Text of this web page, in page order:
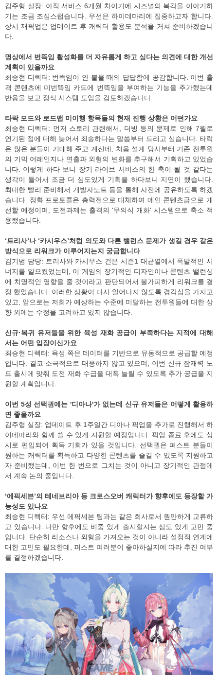
김주형 실장: 아직 서비스 6개월 차이기에 시즈널의 복각을 이야기하
기는 조금 조심스럽습니다. 우선은 하이데마리에 집중하고자 합니다.
상시 재픽업은 업데이트 후 캐릭터 활용도 분석을 거쳐 준비하겠습니
다.
명상에서 번뜩임 활성화를 더 자유롭게 하고 싶다는 의견에 대한 개선
계획이 있을까요
최승현 디렉터: 번뜩임이 안 붙을 때의 답답함에 공감합니다. 이번 출
격 콘텐츠에 미번뜩임 카드에 번뜩임을 부여하는 기능을 추가했는데
반응을 보고 정식 시스템 도입을 검토하겠습니다.
타락 모드와 로드맵 미이행 항목들의 현재 진행 상황은 어떤가요
최승현 디렉터: 먼저 스토리 관련해서, 더빙 등의 문제로 인해 7월로
연기된 점에 대해 늦어서 죄송하다는 말씀부터 드리고 싶습니다. 타락
은 많은 분들이 기대해 주고 계신데, 처음 설계 당시부터 기존 전투원
의 기믹 어레인지나 연출과 외형의 변화를 추구해서 기획하고 있었습
니다. 이렇게 하다 보니 장기 라이브 서비스의 한 축이 될 것 같다는
생각이 들어서 조금 더 심도있게 기획을 하다보니 지연이 됐습니다.
최대한 빨리 준비해서 개발자노트 등을 통해 사전에 공유하도록 하겠
습니다. 정화 프로토콜은 총력전으로 대체하여 메인 콘텐츠급으로 개
선할 예정이며, 도전과제는 출격의 '무의식 개화' 시스템으로 축소 적
용했습니다.
‘트리사’나 ‘카시우스’처럼 의도와 다른 밸런스 문제가 생길 경우 같은
방식으로 리워크가 이루어지는지 궁금합니다
김기범 담당: 트리사와 카시우스 건은 시즌1 대균열에서 폭발적인 시
너지를 일으켰었는데, 이 게임의 장기적인 디자인이나 콘텐츠 밸런싱
에 치명적인 영향을 줄 것이라고 판단되어서 불가피하게 리워크를 결
정 했었습니다. 이러한 상황이 다시 일어나지 않도록 경각심을 가지고
있고, 앞으로는 저희가 예상하는 수준에 미달하는 전투원들에 대한 상
향 외에는 수정을 고려하고 있지 않습니다.
신규·복귀 유저들을 위한 육성 재화 공급이 부족하다는 지적에 대해
서는 어떤 입장이신가요
최승현 디렉터: 육성 쪽은 데이터를 기반으로 유동적으로 공급할 예정
입니다. 결코 소극적으로 대응하지 않고 있으며, 이번 신규 잠재력 노
드 출시에 맞춰 도전 재화 수급을 대폭 늘릴 수 있도록 추가 공급을 지
원할 계획입니다.
이번 5성 선택권에는 '디아나'가 없는데 신규 유저들은 어떻게 활용하
면 좋을까요
김주형 실장: 업데이트 후 1주일간 디아나 픽업을 추가로 진행해서 하
이데마리와 함께 쓸 수 있게 지원할 예정입니다. 픽업 종료 후에도 상
시로 편입되어 획득 기회가 있을 것입니다. 선택권은 퍼스트 분들이
원하는 캐릭터를 획득하고 다양한 콘텐츠를 즐길 수 있도록 지원하고
자 준비했는데, 이번 한 번으로 그치는 것이 아니고 장기적인 관점에
서 계속 논의 중입니다.
‘에픽세븐’의 테네브리아 등 크로스오버 캐릭터가 향후에도 등장할 가
능성도 있나요
최승현 디렉터: 우선 에픽세븐 팀과는 같은 회사로서 원만하게 교류하
고 있습니다. 다만 향후에도 비중 있게 출시할지는 심도 있게 고민 중
입니다. 단순히 리소스나 외형을 가져오는 것이 아니라 설정적 연계에
대한 고민도 필요한데, 퍼스트 여러분이 좋아하실지에 따라 추진 여부
를 결정하겠습니다.